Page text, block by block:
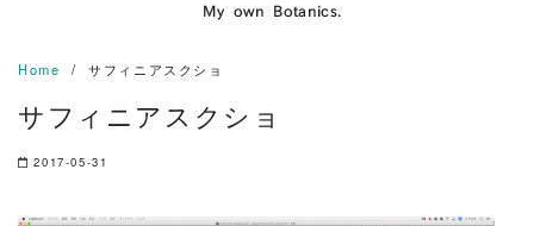
Home サフィニアスクショ
サフィニアスクショ
2017-05-31